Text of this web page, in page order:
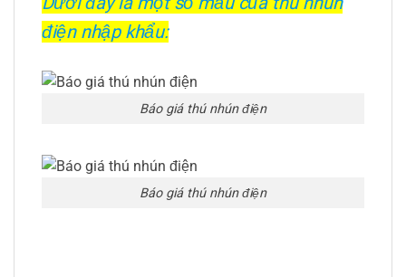
điện nhập khẩu:
Báo giá thú nhún điện
Báo giá thú nhún điện